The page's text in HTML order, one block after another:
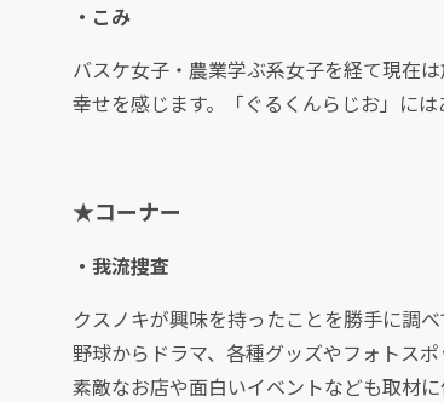
・こみ
バスケ女子・農業学ぶ系女子を経て現在
幸せを感じます。「ぐるくんらじお」に
★コーナー
・我流捜査
クスノキが興味を持ったことを勝手に調べ
野球からドラマ、各種グッズやフォトスポ
素敵なお店や面白いイベントなども取材